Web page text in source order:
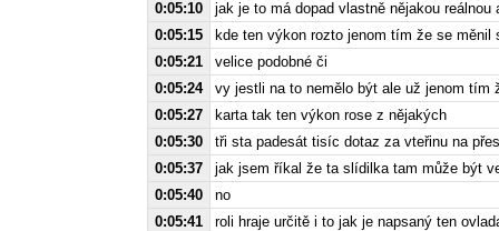
0:05:10
jak je to má dopad vlastně nějakou
0:05:15
kde ten výkon rozto jenom tím že se
0:05:21
velice podobné či
0:05:24
vy jestli na to nemělo být ale už jenom tím
0:05:27
karta tak ten výkon rose z nějakých
0:05:30
tři sta padesát tisíc dotaz za vteřinu na
0:05:37
jak jsem říkal že ta slídilka tam může být
0:05:40
no
0:05:41
roli hraje určitě i to jak je napsaný ten